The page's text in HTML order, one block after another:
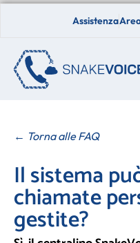
Assistenza
← Torna alle FAQ
Il sistema
chiamate
gestite?